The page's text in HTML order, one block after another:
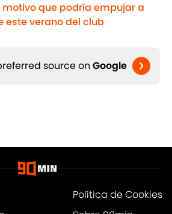
motivo que podría empujar a
este verano del club
source on Google
Política de Cookies